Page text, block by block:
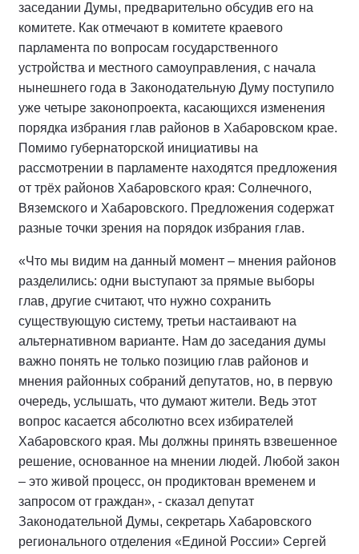
заседании Думы, предварительно обсудив его на
комитете. Как отмечают в комитете краевого
парламента по вопросам государственного
устройства и местного самоуправления, с начала
нынешнего года в Законодательную Думу поступило
уже четыре законопроекта, касающихся изменения
порядка избрания глав районов в Хабаровском крае.
Помимо губернаторской инициативы на
рассмотрении в парламенте находятся предложения
от трёх районов Хабаровского края: Солнечного,
Вяземского и Хабаровского. Предложения содержат
разные точки зрения на порядок избрания глав.
«Что мы видим на данный момент – мнения районов
разделились: одни выступают за прямые выборы
глав, другие считают, что нужно сохранить
существующую систему, третьи настаивают на
альтернативном варианте. Нам до заседания думы
важно понять не только позицию глав районов и
мнения районных собраний депутатов, но, в первую
очередь, услышать, что думают жители. Ведь этот
вопрос касается абсолютно всех избирателей
Хабаровского края. Мы должны принять взвешенное
решение, основанное на мнении людей. Любой закон
– это живой процесс, он продиктован временем и
запросом от граждан», - сказал депутат
Законодательной Думы, секретарь Хабаровского
регионального отделения «Единой России» Сергей